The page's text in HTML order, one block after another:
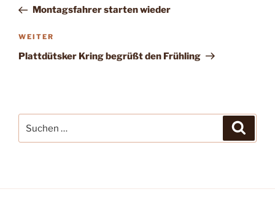
Beitrag
Montagsfahrer starten wieder
Nächster
Beitrag
WEITER
Plattdütsker Kring begrüßt den Frühling
nach: